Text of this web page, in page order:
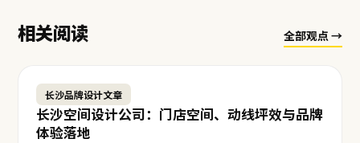
相关阅读 全部观点 →
长沙品牌设计文章
长沙空间设计公司：门店空间、动线坪效与品牌
体验落地